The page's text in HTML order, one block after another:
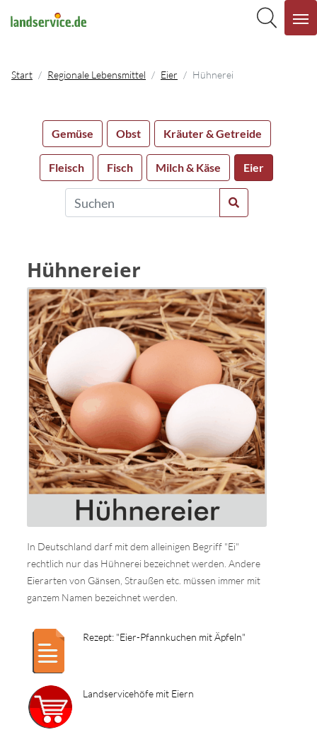
Start Regionale Lebensmittel Eier Hühnerei
Gemüse Obst Kräuter & Getreide
Fleisch Fisch Milch & Käse Eier
Hühnereier
In Deutschland darf mit dem alleinigen Begriff "Ei"
rechtlich nur das Hühnerei bezeichnet werden. Andere
Eierarten von Gänsen, Straußen etc. müssen immer mit
ganzem Namen bezeichnet werden.
Rezept: "Eier-Pfannkuchen mit Äpfeln"
Landservicehöfe mit Eiern